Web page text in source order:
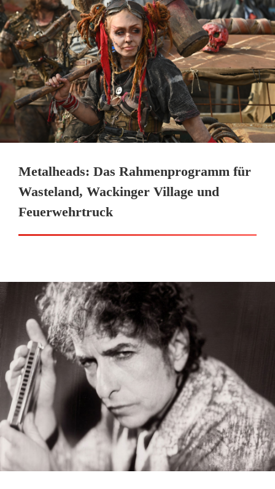
Metalheads: Das Rahmenprogramm für
Wasteland, Wackinger Village und
Feuerwehrtruck